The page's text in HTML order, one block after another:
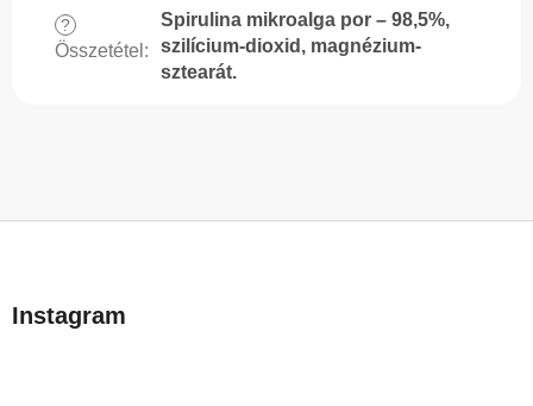
?
Összetétel :
Spirulina mikroalga por – 98,5%,
szilícium-dioxid, magnézium-
sztearát.
bInstagram